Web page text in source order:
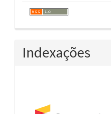
Indexações